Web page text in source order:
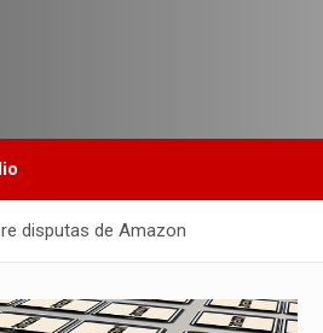
disputas de Amazon